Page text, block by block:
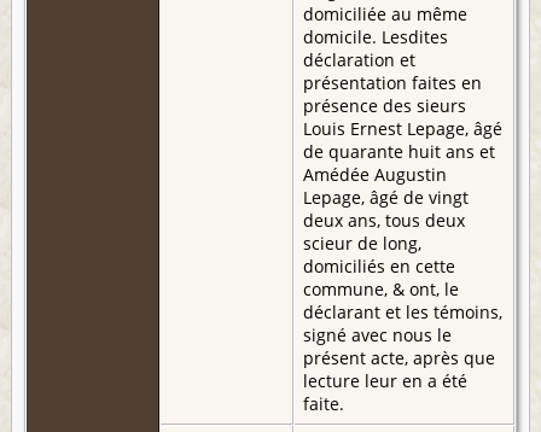
domiciliée au même
domicile. Lesdites
déclaration et
présentation faites en
présence des sieurs
Louis Ernest Lepage, âgé
de quarante huit ans et
Amédée Augustin
Lepage, âgé de vingt
deux ans, tous deux
scieur de long,
domiciliés en cette
commune, & ont, le
déclarant et les témoins,
signé avec nous le
présent acte, après que
lecture leur en a été
faite.